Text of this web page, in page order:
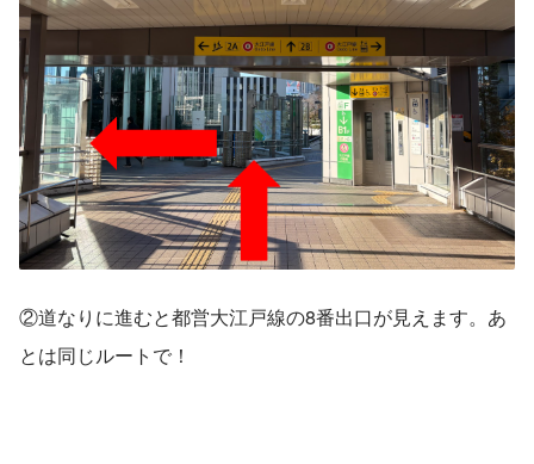
②道なりに進むと都営大江戸線の8番出口が見えます。あ
とは同じルートで！